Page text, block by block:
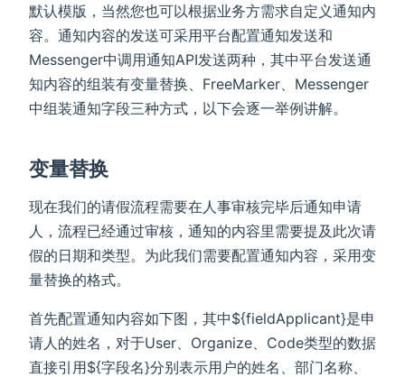
默认模版，当然您也可以根据业务方需求自定义通知内
容。通知内容的发送可采用平台配置通知发送和
Messenger中调用通知API发送两种，其中平台发送通
知内容的组装有变量替换、FreeMarker、Messenger
中组装通知字段三种方式，以下会逐一举例讲解。
变量替换
现在我们的请假流程需要在人事审核完毕后通知申请
人，流程已经通过审核，通知的内容里需要提及此次请
假的日期和类型。为此我们需要配置通知内容，采用变
量替换的格式。
首先配置通知内容如下图，其中${fieldApplicant}是申
请人的姓名，对于User、Organize、Code类型的数据
直接引用${字段名}分别表示用户的姓名、部门名称、